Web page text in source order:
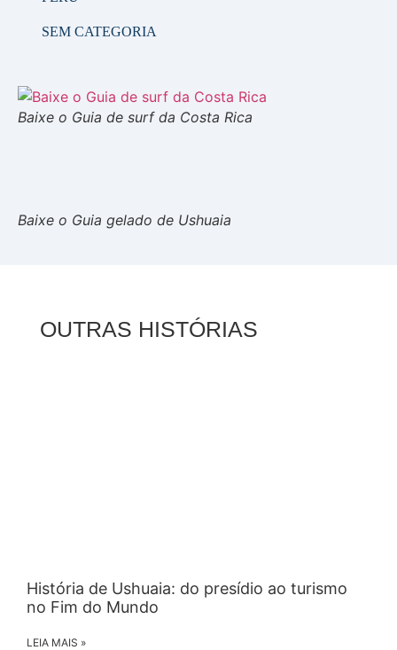
SEM CATEGORIA
Baixe o Guia de surf da Costa Rica
Baixe o Guia gelado de Ushuaia
OUTRAS HISTÓRIAS
História de Ushuaia: do presídio ao turismo
no Fim do Mundo
LEIA MAIS »